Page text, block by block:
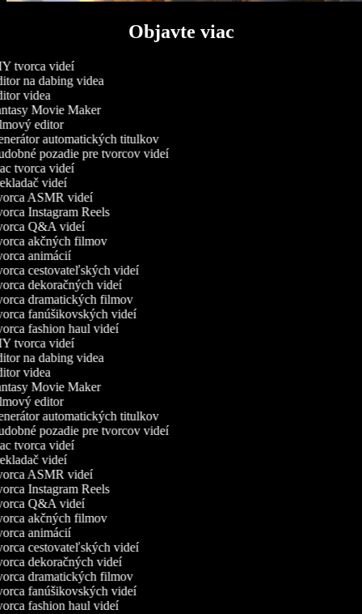
Objavte viac
tvorca videí
na dabing videa
videa
Movie Maker
editor
automatických titulkov
pozadie pre tvorcov videí
tvorca videí
videí
ASMR videí
Instagram Reels
Q&A videí
akčných filmov
animácií
cestovateľských videí
dekoračných videí
dramatických filmov
fanúšikovských videí
fashion haul videí
tvorca videí
na dabing videa
videa
Movie Maker
editor
automatických titulkov
pozadie pre tvorcov videí
tvorca videí
videí
ASMR videí
Instagram Reels
Q&A videí
akčných filmov
animácií
cestovateľských videí
dekoračných videí
dramatických filmov
fanúšikovských videí
fashion haul videí